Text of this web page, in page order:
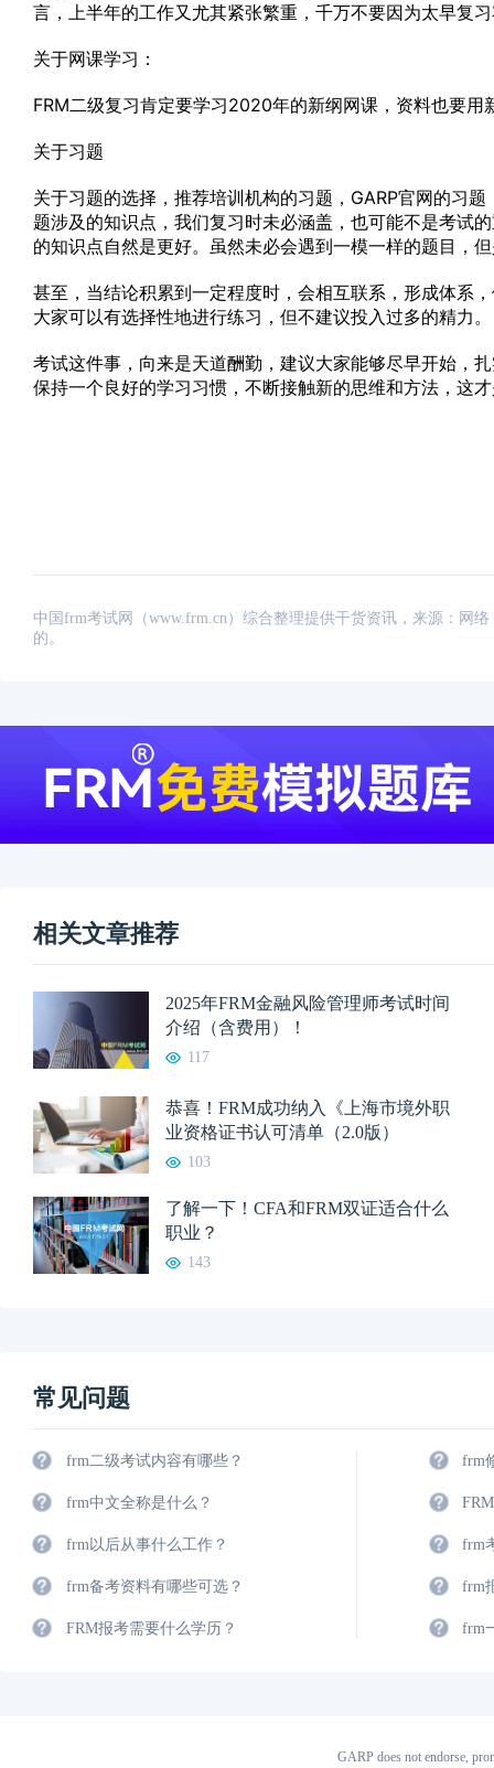
言，上半年的工作又尤其紧张繁重，千万不要因为太早复
关于网课学习：
FRM二级复习肯定要学习2020年的新纲网课，资料也要
关于习题
关于习题的选择，推荐培训机构的习题，GARP官网的习
题涉及的知识点，我们复习时未必涵盖，也可能不是考试
的知识点自然是更好。虽然未必会遇到一模一样的题目，
甚至，当结论积累到一定程度时，会相互联系，形成体系
大家可以有选择性地进行练习，但不建议投入过多的精力。
考试这件事，向来是天道酬勤，建议大家能够尽早开始，
保持一个良好的学习习惯，不断接触新的思维和方法，这
中国frm考试网（www.frm.cn）综合整理提供干货资讯，来源：网
的。
相关文章推荐
2025年FRM金融风险管理师考试时间
介绍（含费用）！
117
恭喜！FRM成功纳入《上海市境外职
业资格证书认可清单（2.0版）
103
了解一下！CFA和FRM双证适合什么
职业？
143
常见问题
frm二级考试内容有哪些？
frm中文全称是什么？
frm以后从事什么工作？
frm备考资料有哪些可选？
FRM报考需要什么学历？
frm
frm
frm
frm
GARP does not endorse,